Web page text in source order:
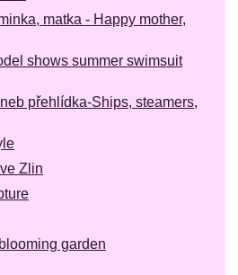
matka - Happy mother,
shows summer swimsuit
přehlídka-Ships, steamers,
Zlin
garden